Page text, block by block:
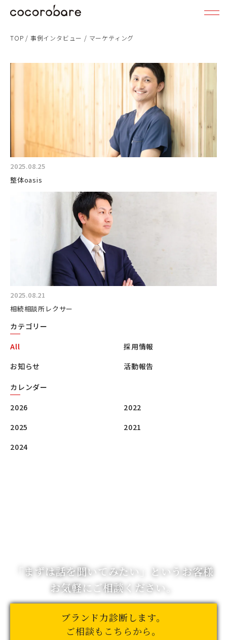
TOP / 事例インタビュー / マーケティング
カテゴリー
All
お知らせ
採用情報
活動報告
カレンダー
2026
2025
2024
2022
2021
2025.08.25
整体oasis
2025.08.21
相続相談所レクサー
「まずは話を聞いてみたい」
というお客様
お気軽にご相談ください。
ブランド力診断します。
ご相談もこちらから。